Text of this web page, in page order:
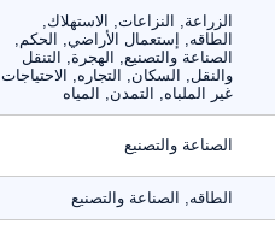
الزراعة, النزاعات, الاستهلاك,
الطاقه, إستعمال الأراضي, الحكم,
الصناعة والتصنيع, الهجرة, التنقل
والنقل, السكان, التجاره, الاحتياجات
غير الملباه, التمدن, المياه
الصناعة والتصنيع
الطاقه, الصناعة والتصنيع